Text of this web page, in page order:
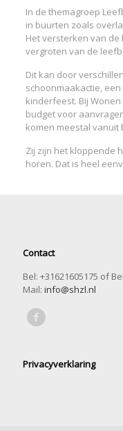
In de themagroep
in buurten zoals
Het versterken van
vergroten van de
Dit kan door
schoonmaakactie,
kinderfeest. Bij
budget voor
komen meestal vanuit
Zij zijn het kloppende
horen. Dat is heel
Contact
Bel: +31621605175 of
Mail: info@shzl.nl
Privacyverklaring